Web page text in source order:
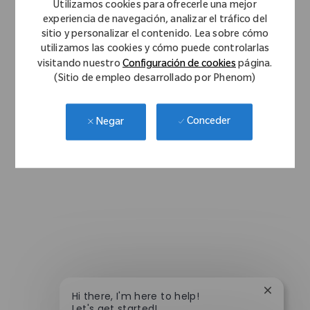
Utilizamos cookies para ofrecerle una mejor
experiencia de navegación, analizar el tráfico del
sitio y personalizar el contenido. Lea sobre cómo
utilizamos las cookies y cómo puede controlarlas
visitando nuestro Configuración de cookiespágina.
(Sitio de empleo desarrollado por Phenom)
Negar Conceder
Hi there, I'm here to help!
Close